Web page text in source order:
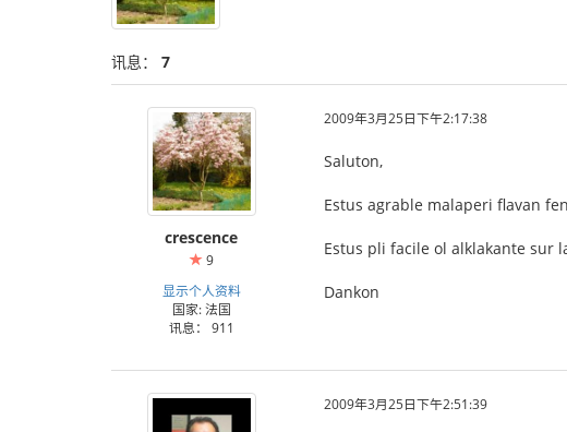
讯息： 7
crescence
9
显示个人资料
国家: 法国
讯息： 911
2009年3月25日下午2:17:38
Saluton,
Estus agrable malaperi flavan
Estus pli facile ol alklakante sur
Dankon
2009年3月25日下午2:51:39